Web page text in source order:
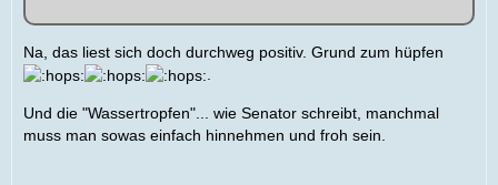
Na, das liest sich doch durchweg positiv. Grund zum hüpfen
Und die "Wassertropfen"... wie Senator schreibt, manchmal
muss man sowas einfach hinnehmen und froh sein.